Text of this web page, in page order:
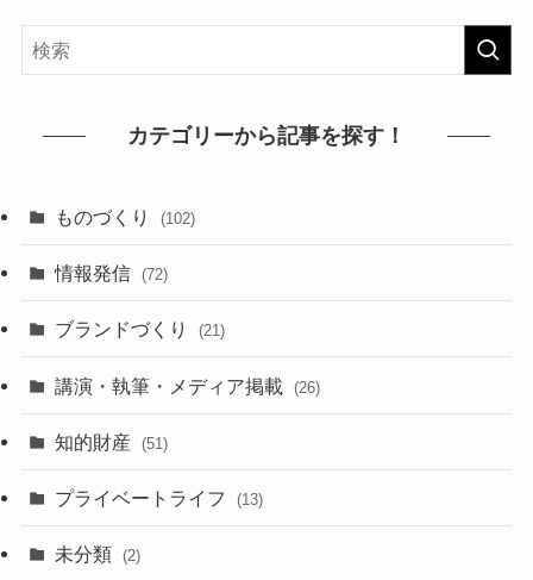
カテゴリーから記事を探す！
ものづくり (102)
情報発信 (72)
ブランドづくり (21)
講演・執筆・メディア掲載 (26)
知的財産 (51)
プライベートライフ (13)
未分類 (2)